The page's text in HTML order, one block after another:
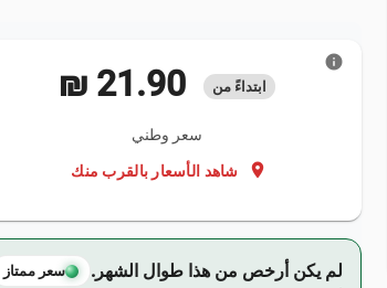
ابتداءً من ‏21.90 ₪
سعر وطني
location_on شاهد الأسعار بالقرب منك
info
لم يكن أرخص من هذا طوال الشهر. سعر ممتاز